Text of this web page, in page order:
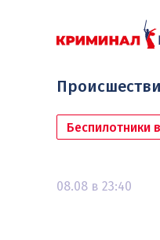
Беспилотники
08.08 в 23:40